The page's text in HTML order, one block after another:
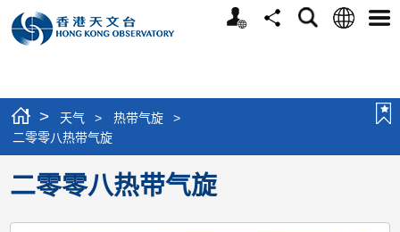
个
分
搜
语
选
> 天气 > 热带气旋
>
二零零八热带气旋
二零零八热带气旋